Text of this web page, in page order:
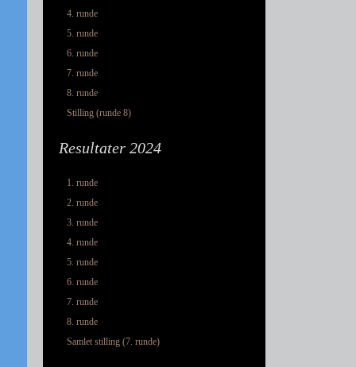
4. runde
5. runde
6. runde
7. runde
8. runde
Stilling (runde 8)
Resultater 2024
1. runde
2. runde
3. runde
4. runde
5. runde
6. runde
7. runde
8. runde
Samlet stilling (7. runde)